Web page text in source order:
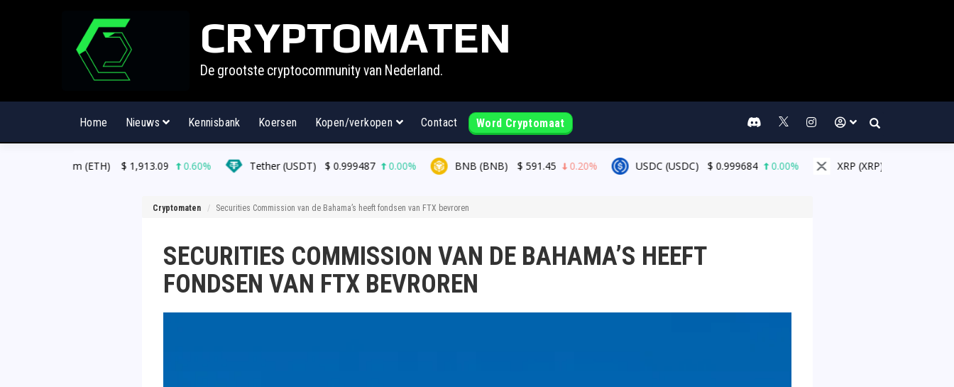
CRYPTOMATEN
De grootste cryptocommunity van Nederland.
Home Nieuws Kennisbank Koersen Kopen/verkopen Contact Word Cryptomaat
1,913.09 0.60% Tether (USDT) $0.999487 0.00% BNB (BNB) $591.45 0.20% USDC (USDC) $0.999684 0.00% XRP (XRP) $1.03 0.60%
Cryptomaten Securities Commission van de Bahama’s heeft fondsen van FTX bevroren
SECURITIES COMMISSION VAN DE BAHAMA’S HEEFT
FONDSEN VAN FTX BEVROREN